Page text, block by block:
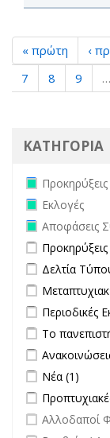
« πρώτη ‹
7
8 9 …
ΚΑΤΗΓΟΡΙΑ
Remove
Remove
Εκλογές
Remove
Αποφάσεις
Apply
Apply Δελτία
Δελτία
Apply
ApplyΠεριοδικές
Apply Το
Το
Apply
Apply Νέα filter
Νέα (1)
Apply
undefined
Αλλοδαποί